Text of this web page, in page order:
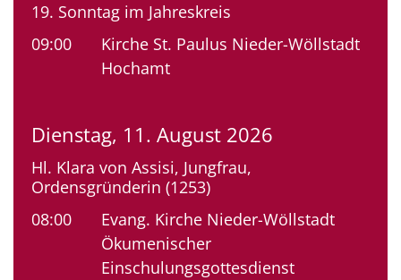
19. Sonntag im Jahreskreis
09:00
Kirche St. Paulus Nieder-Wöllstadt
Hochamt
Dienstag, 11. August 2026
Hl. Klara von Assisi, Jungfrau,
Ordensgründerin (1253)
08:00
Evang. Kirche Nieder-Wöllstadt
Ökumenischer
Einschulungsgottesdienst